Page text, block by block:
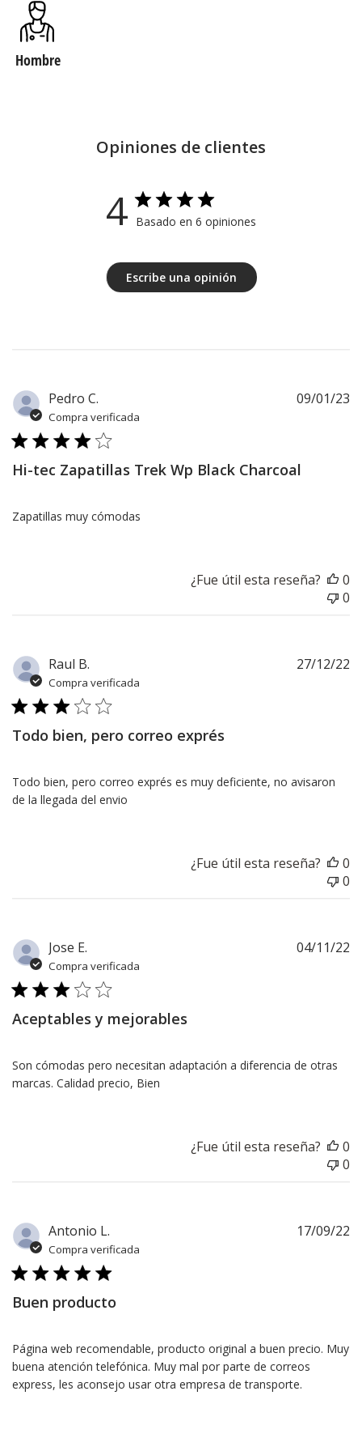
Hombre
Opiniones de clientes
4 Basado en 6 opiniones
Escribe una opinión
Pedro C.
Compra verificada
Hi-tec Zapatillas Trek Wp Black Charcoal
Zapatillas muy cómodas
09/01/23
¿Fue útil esta reseña?
0
0
Raul B.
Compra verificada
Todo bien, pero correo exprés
Todo bien, pero correo exprés es muy deficiente, no avisaron
de la llegada del envio
27/12/22
¿Fue útil esta reseña?
0
0
Jose E.
Compra verificada
Aceptables y mejorables
Son cómodas pero necesitan adaptación a diferencia de otras
marcas. Calidad precio, Bien
04/11/22
¿Fue útil esta reseña?
0
0
Antonio L.
Compra verificada
Buen producto
Página web recomendable, producto original a buen precio. Muy
buena atención telefónica. Muy mal por parte de correos
express, les aconsejo usar otra empresa de transporte.
17/09/22